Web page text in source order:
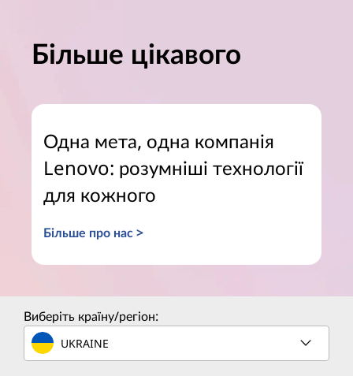
Більше цікавого
Одна мета, одна компанія
Lenovo: розумніші технології
для кожного
Більше про нас >
Виберіть країну/регіон:
UKRAINE